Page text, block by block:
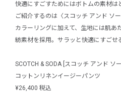
快適にすごすためにはボトムの素材は
ご紹介するのは〈スコッチ アンド ソ
カラーリングに加えて、生地には肌あ
紡素材を採用。サラッと快適にすごせ
SCOTCH & SODA [スコッチ アンド ソ
コットンリネンイージーパンツ
¥26,400 税込